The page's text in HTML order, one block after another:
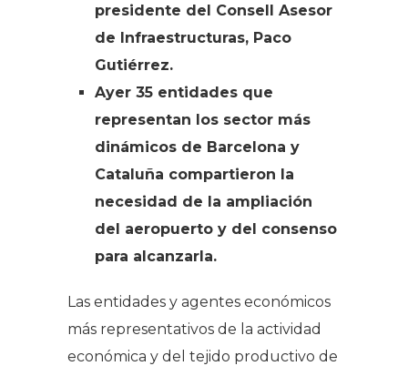
presidente del Consell Asesor
de Infraestructuras, Paco
Gutiérrez.
Ayer 35 entidades que
representan los sector más
dinámicos de Barcelona y
Cataluña compartieron la
necesidad de la ampliación
del aeropuerto y del consenso
para alcanzarla.
Las entidades y agentes económicos
más representativos de la actividad
económica y del tejido productivo de